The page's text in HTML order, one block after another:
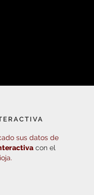
sus datos de
con el